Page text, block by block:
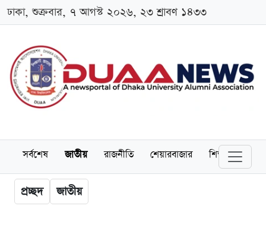
ঢাকা, শুক্রবার, ৭ আগস্ট ২০২৬, ২৩ শ্রাবণ ১৪৩৩
সর্বশেষ জাতীয় রাজনীতি শেয়ারবাজার শিক্ষা
প্রচ্ছদ জাতীয়